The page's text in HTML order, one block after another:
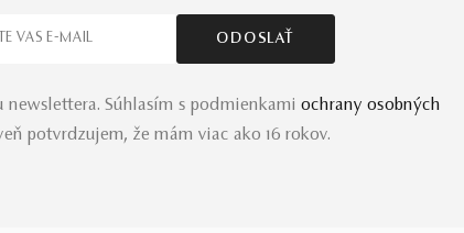
Súhlasím s podmienkami ochrany osobných
potvrdzujem, že mám viac ako 16 rokov.